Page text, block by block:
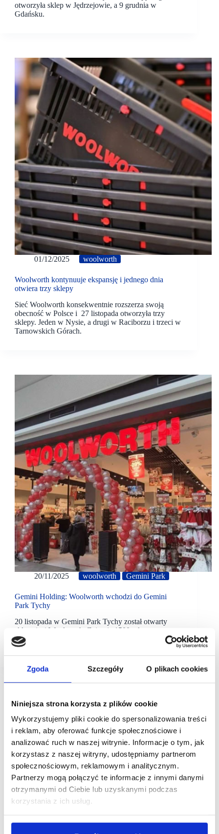
Zgoda Szczegóły O plikach cookies
Niniejsza strona korzysta z plików cookie
Wykorzystujemy pliki cookie do spersonalizowania treści
i reklam, aby oferować funkcje społecznościowe i
analizować ruch w naszej witrynie. Informacje o tym, jak
korzystasz z naszej witryny, udostępniamy partnerom
społecznościowym, reklamowym i analitycznym.
Partnerzy mogą połączyć te informacje z innymi danymi
otrzymanymi od Ciebie lub uzyskanymi podczas
korzystania z ich usług.
otworzyła sklep w Jędrzejowie, a 9 grudnia w
Gdańsku.
01/12/2025 woolworth
Woolworth kontynuuje ekspansję i jednego dnia
otwiera trzy sklepy
Sieć Woolworth konsekwentnie rozszerza swoją
obecność w Polsce i 27 listopada otworzyła trzy
sklepy. Jeden w Nysie, a drugi w Raciborzu i trzeci w
Tarnowskich Górach.
20/11/2025 woolworth Gemini Park
Gemini Holding: Woolworth wchodzi do Gemini
Park Tychy
20 listopada w Gemini Park Tychy został otwarty
sklep sieci Woolworth. Zajmuje 1500 mkw.
powierzchni. To jeden z większych punktów marki w
południowej Polsce.